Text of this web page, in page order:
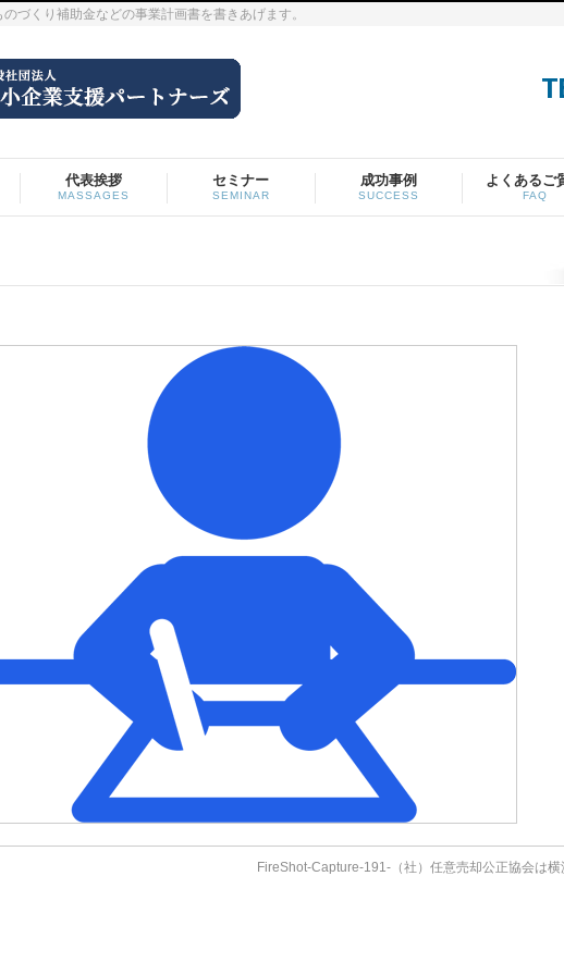
づくり補助金などの事業計画書を書きあげます。
代表挨拶
MASSAGES
セミナー
SEMINAR
成功事例
SUCCESS
よくあるご
FAQ
FireShot-Capture-191-（社）任意売却公正協会は